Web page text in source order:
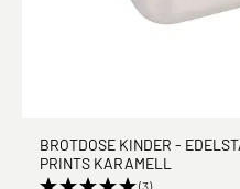
BROTDOSE KINDER -
PRINTS KARAMELL
(3)